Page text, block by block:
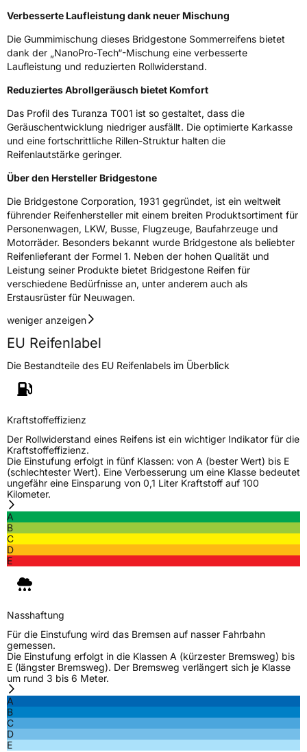
Verbesserte Laufleistung dank neuer Mischung
Die Gummimischung dieses Bridgestone Sommerreifens bietet
dank der „NanoPro-Tech“-Mischung eine verbesserte
Laufleistung und reduzierten Rollwiderstand.
Reduziertes Abrollgeräusch bietet Komfort
Das Profil des Turanza T001 ist so gestaltet, dass die
Geräuschentwicklung niedriger ausfällt. Die optimierte Karkasse
und eine fortschrittliche Rillen-Struktur halten die
Reifenlautstärke geringer.
Über den Hersteller Bridgestone
Die Bridgestone Corporation, 1931 gegründet, ist ein weltweit
führender Reifenhersteller mit einem breiten Produktsortiment für
Personenwagen, LKW, Busse, Flugzeuge, Baufahrzeuge und
Motorräder. Besonders bekannt wurde Bridgestone als beliebter
Reifenlieferant der Formel 1. Neben der hohen Qualität und
Leistung seiner Produkte bietet Bridgestone Reifen für
verschiedene Bedürfnisse an, unter anderem auch als
Erstausrüster für Neuwagen.
weniger anzeigen
EU Reifenlabel
Die Bestandteile des EU Reifenlabels im Überblick
Kraftstoffeffizienz
Der Rollwiderstand eines Reifens ist ein wichtiger Indikator für die
Kraftstoffeffizienz.
Die Einstufung erfolgt in fünf Klassen: von A (bester Wert) bis E
(schlechtester Wert). Eine Verbesserung um eine Klasse bedeutet
ungefähr eine Einsparung von 0,1 Liter Kraftstoff auf 100
Kilometer.
A
B
C
D
E
Nasshaftung
Für die Einstufung wird das Bremsen auf nasser Fahrbahn
gemessen.
Die Einstufung erfolgt in die Klassen A (kürzester Bremsweg) bis
E (längster Bremsweg). Der Bremsweg verlängert sich je Klasse
um rund 3 bis 6 Meter.
A
B
C
D
E